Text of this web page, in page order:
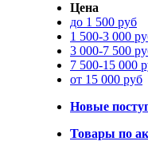
Цена
до 1 500 руб
1 500-3 000
3 000-7 500
7 500-15 000
от 15 000 руб
Новые
Товары по